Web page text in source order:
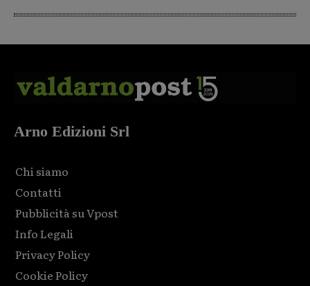
Arno Edizioni Srl
Chi siamo
Contatti
Pubblicità su Vpost
Info Legali
Privacy Policy
Cookie Policy